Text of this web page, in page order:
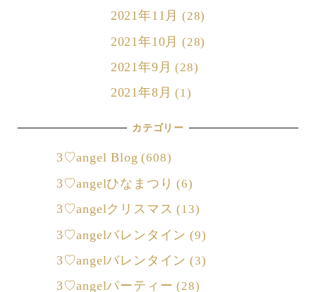
2021年11月 (28)
2021年10月 (28)
2021年9月 (28)
2021年8月 (1)
カテゴリー
3♡angel Blog (608)
3♡angelひなまつり (6)
3♡angelクリスマス (13)
3♡angelバレンタイン (9)
3♡angelバレンタイン (3)
3♡angelパーティー (28)